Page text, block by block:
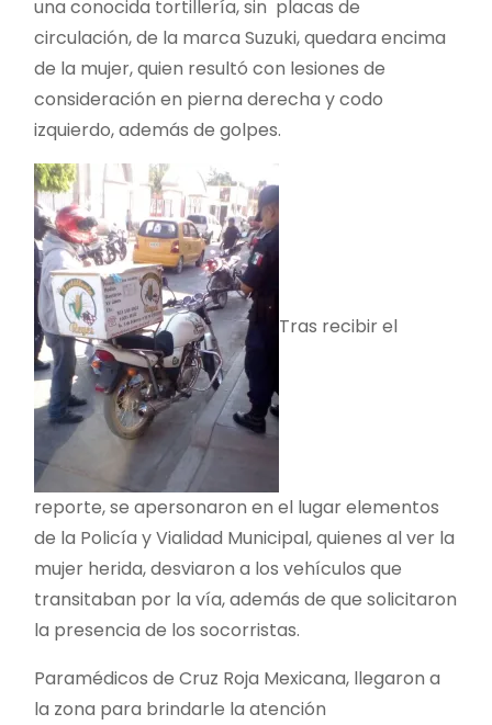
una conocida tortillería, sin placas de
circulación, de la marca Suzuki, quedara encima
de la mujer, quien resultó con lesiones de
consideración en pierna derecha y codo
izquierdo, además de golpes.
Tras recibir el
reporte, se apersonaron en el lugar elementos
de la Policía y Vialidad Municipal, quienes al ver la
mujer herida, desviaron a los vehículos que
transitaban por la vía, además de que solicitaron
la presencia de los socorristas.
Paramédicos de Cruz Roja Mexicana, llegaron a
la zona para brindarle la atención